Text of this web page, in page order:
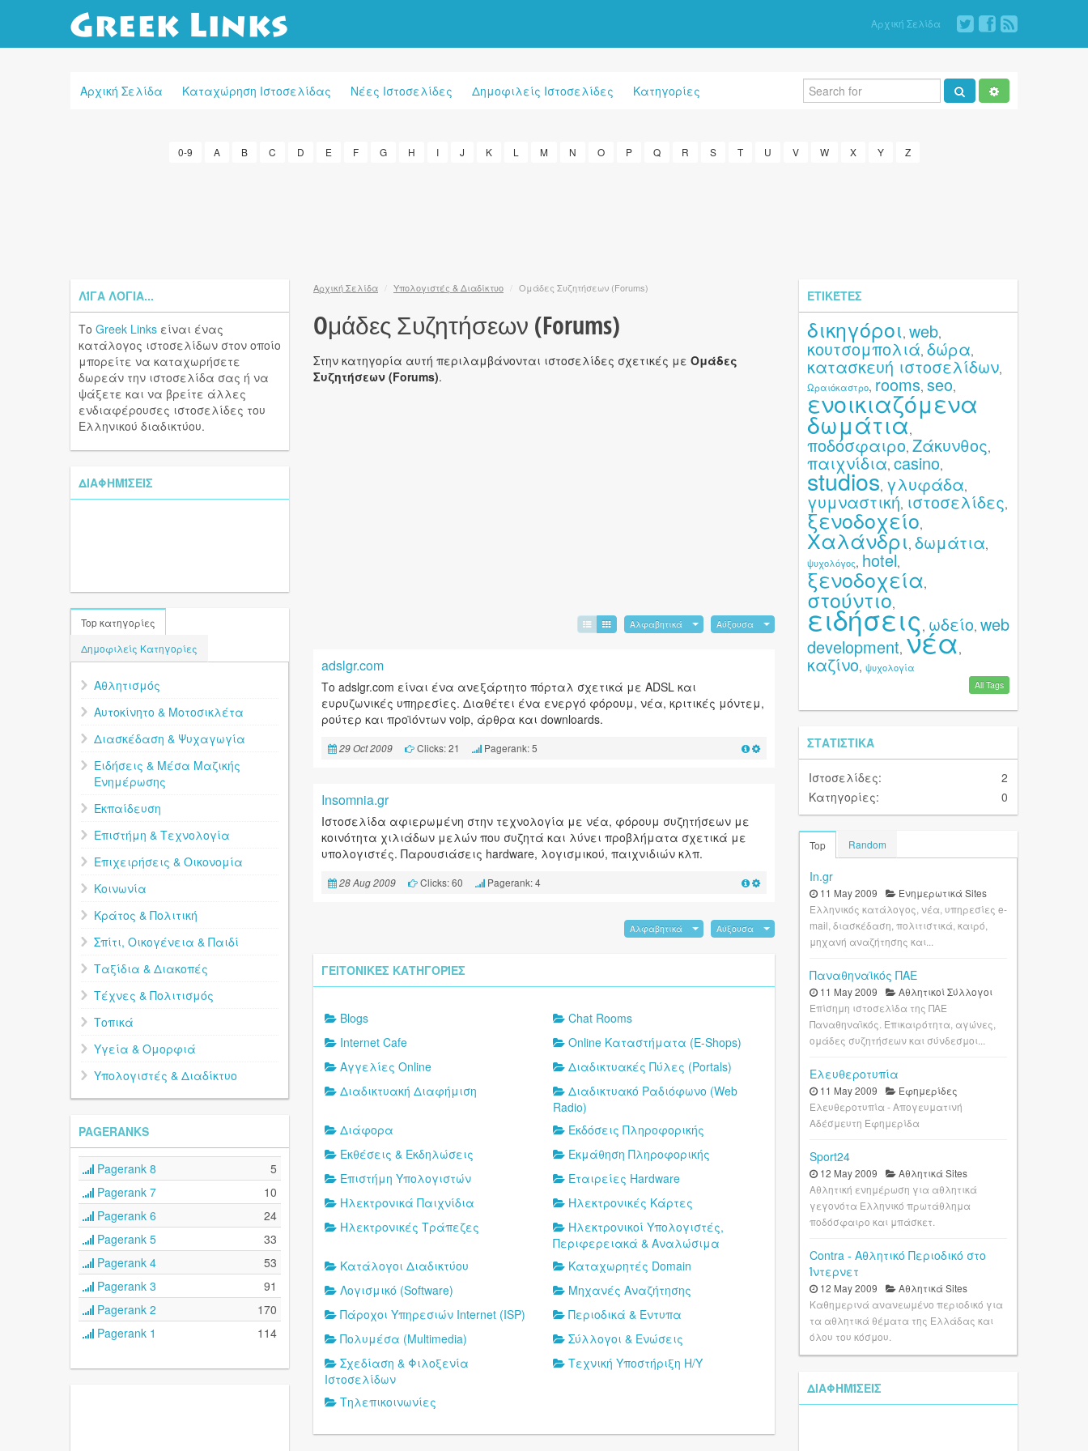
Αρχική Σελίδα
Αρχική Σελίδα Καταχώρηση Ιστοσελίδας Νέες Ιστοσελίδες Δημοφιλείς Ιστοσελίδες Κατηγορίες
0-9 A B C D E F G H I J K L M N O P Q R S T U V W X Y Z
ΛΊΓΑ ΛΌΓΙΑ...
Το Greek Links είναι ένας
κατάλογος ιστοσελίδων στον οποίο
μπορείτε να καταχωρήσετε
δωρεάν την ιστοσελίδα σας ή να
ψάξετε και να βρείτε άλλες
ενδιαφέρουσες ιστοσελίδες του
Ελληνικού διαδικτύου.
ΔΙΑΦΗΜΊΣΕΙΣ
Top κατηγορίες
Δημοφιλείς Κατηγορίες
Αθλητισμός
Αυτοκίνητο & Μοτοσικλέτα
Διασκέδαση & Ψυχαγωγία
Ειδήσεις & Μέσα Μαζικής
Ενημέρωσης
Εκπαίδευση
Επιστήμη & Τεχνολογία
Επιχειρήσεις & Οικονομία
Κοινωνία
Κράτος & Πολιτική
Σπίτι, Οικογένεια & Παιδί
Ταξίδια & Διακοπές
Τέχνες & Πολιτισμός
Τοπικά
Υγεία & Ομορφιά
Υπολογιστές & Διαδίκτυο
PAGERANKS
Pagerank 8
5
Pagerank 7
10
Pagerank 6
24
Pagerank 5
33
Pagerank 4
53
Pagerank 3
91
Pagerank 2
170
Pagerank 1
114
Αρχική Σελίδα / Υπολογιστές & Διαδίκτυο / Oμάδες Συζητήσεων (Forums)
Oμάδες Συζητήσεων (Forums)
Στην κατηγορία αυτή περιλαμβάνονται ιστοσελίδες σχετικές με Ομάδες
Συζητήσεων (Forums).
Αλφαβητικά Αύξουσα
adslgr.com
Το adslgr.com είναι ένα ανεξάρτητο πόρταλ σχετικά με ADSL και
ευρυζωνικές υπηρεσίες. Διαθέτει ένα ενεργό φόρουμ, νέα, κριτικές μόντεμ,
ρούτερ και προϊόντων voip, άρθρα και downloards.
29 Oct 2009 Clicks: 21 Pagerank: 5
Insomnia.gr
Ιστοσελίδα αφιερωμένη στην τεχνολογία με νέα, φόρουμ συζητήσεων με
κοινότητα χιλιάδων μελών που συζητά και λύνει προβλήματα σχετικά με
υπολογιστές. Παρουσιάσεις hardware, λογισμικού, παιχνιδιών κλπ.
28 Aug 2009 Clicks: 60 Pagerank: 4
Αλφαβητικά Αύξουσα
ΓΕΙΤΟΝΙΚΈΣ ΚΑΤΗΓΟΡΊΕΣ
Blogs
Chat Rooms
Internet Cafe
Online Καταστήματα (E-Shops)
Αγγελίες Online
Διαδικτυακές Πύλες (Portals)
Διαδικτυακή Διαφήμιση
Διαδικτυακό Ραδιόφωνο (Web
Radio)
Διάφορα
Εκδόσεις Πληροφορικής
Εκθέσεις & Εκδηλώσεις
Εκμάθηση Πληροφορικής
Επιστήμη Υπολογιστών
Εταιρείες Hardware
Ηλεκτρονικά Παιχνίδια
Ηλεκτρονικές Κάρτες
Ηλεκτρονικές Τράπεζες
Ηλεκτρονικοί Υπολογιστές,
Περιφερειακά & Αναλώσιμα
Κατάλογοι Διαδικτύου
Καταχωρητές Domain
Λογισμικό (Software)
Μηχανές Αναζήτησης
Πάροχοι Υπηρεσιών Internet (ISP)
Περιοδικά & Έντυπα
Πολυμέσα (Multimedia)
Σύλλογοι & Ενώσεις
Σχεδίαση & Φιλοξενία
Ιστοσελίδων
Τεχνική Υποστήριξη Η/Υ
Τηλεπικοινωνίες
ΕΤΙΚΈΤΕΣ
δικηγόροι, web,
κουτσομπολιά, δώρα,
κατασκευή ιστοσελίδων,
Ωραιόκαστρο, rooms, seo,
ενοικιαζόμενα
δωμάτια,
ποδόσφαιρο, Ζάκυνθος,
παιχνίδια, casino,
studios, γλυφάδα,
γυμναστική, ιστοσελίδες,
ξενοδοχείο,
Χαλάνδρι, δωμάτια,
ψυχολόγος, hotel,
ξενοδοχεία,
στούντιο,
ειδήσεις , ωδείο, web
development, νέα,
καζίνο, ψυχολογία
All Tags
ΣΤΑΤΙΣΤΙΚΆ
Ιστοσελίδες:
2
Κατηγορίες:
0
Top Random
In.gr
11 May 2009
Ενημερωτικά Sites
Ελληνικός κατάλογος, νέα, υπηρεσίες e-
mail, διασκέδαση, πολιτιστικά, καιρό,
μηχανή αναζήτησης και...
Παναθηναϊκός ΠΑΕ
11 May 2009
Αθλητικοί Σύλλογοι
Επίσημη ιστοσελίδα της ΠΑΕ
Παναθηναϊκός. Επικαιρότητα, αγώνες,
ομάδες συζητήσεων και σύνδεσμοι...
Ελευθεροτυπία
11 May 2009
Εφημερίδες
Ελευθεροτυπία - Απογευματινή
Αδέσμευτη Εφημερίδα
Sport24
12 May 2009
Αθλητικά Sites
Αθλητική ενημέρωση για αθλητικά
γεγονότα Ελληνικό πρωτάθλημα
ποδόσφαιρο και μπάσκετ.
Contra - Αθλητικό Περιοδικό στο
Ίντερνετ
12 May 2009
Αθλητικά Sites
Καθημερινά ανανεωμένο περιοδικό για
τα αθλητικά θέματα της Ελλάδας και
όλου του κόσμου.
ΔΙΑΦΗΜΊΣΕΙΣ